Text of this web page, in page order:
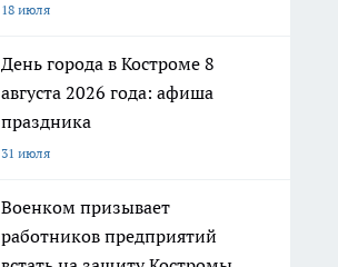
18 июля
День города в Костроме 8
августа 2026 года: афиша
праздника
31 июля
Военком призывает
работников предприятий